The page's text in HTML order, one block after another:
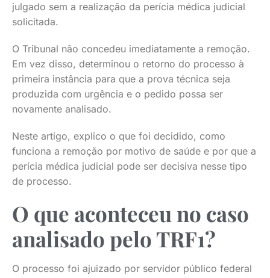
julgado sem a realização da perícia médica judicial
solicitada.
O Tribunal não concedeu imediatamente a remoção.
Em vez disso, determinou o retorno do processo à
primeira instância para que a prova técnica seja
produzida com urgência e o pedido possa ser
novamente analisado.
Neste artigo, explico o que foi decidido, como
funciona a remoção por motivo de saúde e por que a
perícia médica judicial pode ser decisiva nesse tipo
de processo.
O que aconteceu no caso
analisado pelo TRF1?
O processo foi ajuizado por servidor público federal